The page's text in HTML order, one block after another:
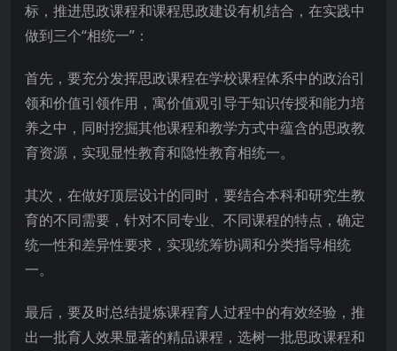
标，推进思政课程和课程思政建设有机结合，在实践中
做到三个“相统一”：
首先，要充分发挥思政课程在学校课程体系中的政治引
领和价值引领作用，寓价值观引导于知识传授和能力培
养之中，同时挖掘其他课程和教学方式中蕴含的思政教
育资源，实现显性教育和隐性教育相统一。
其次，在做好顶层设计的同时，要结合本科和研究生教
育的不同需要，针对不同专业、不同课程的特点，确定
统一性和差异性要求，实现统筹协调和分类指导相统
一。
最后，要及时总结提炼课程育人过程中的有效经验，推
出一批育人效果显著的精品课程，选树一批思政课程和